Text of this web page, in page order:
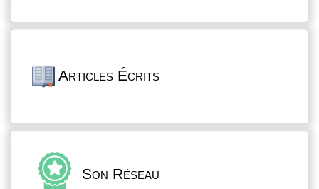
Articles Écrits
Son Réseau